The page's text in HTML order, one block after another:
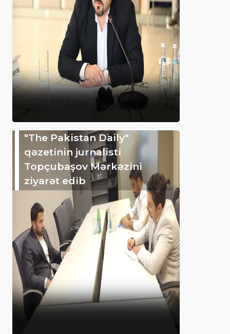
"The Pakistan Daily"
qəzetinin jurnalisti
Topçubaşov Mərkəzini
ziyarət edib